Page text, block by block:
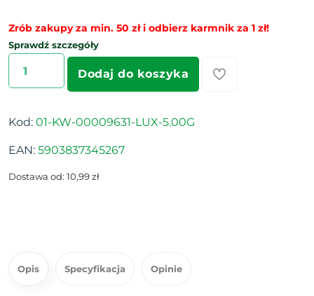
Zrób zakupy za min. 50 zł i odbierz karmnik za 1 zł!
Sprawdź szczegóły
Dodaj do koszyka
Kod: 01-KW-00009631-LUX-5.00G
EAN: 5903837345267
Dostawa od: 10,99 zł
Opis Specyfikacja Opinie